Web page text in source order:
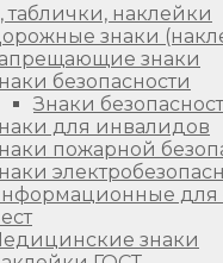
таблички, наклейки
знаки
знаки
безопасности
Знаки
для инвалидов
пожарной
для
знаки